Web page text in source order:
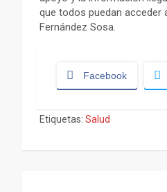
que todos puedan acceder
Fernández Sosa.
Facebook
Etiquetas: Salud